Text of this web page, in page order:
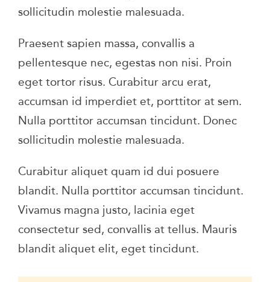
sollicitudin molestie malesuada.
Praesent sapien massa, convallis a
pellentesque nec, egestas non nisi. Proin
eget tortor risus. Curabitur arcu erat,
accumsan id imperdiet et, porttitor at sem.
Nulla porttitor accumsan tincidunt. Donec
sollicitudin molestie malesuada.
Curabitur aliquet quam id dui posuere
blandit. Nulla porttitor accumsan tincidunt.
Vivamus magna justo, lacinia eget
consectetur sed, convallis at tellus. Mauris
blandit aliquet elit, eget tincidunt.